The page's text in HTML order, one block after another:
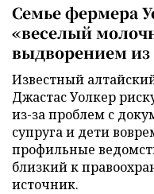
Семье фермера
«веселый
выдворением из
Известный
Джастас Уолкер
из-за проблем с
супруга и дети
профильные
близкий к
источник.